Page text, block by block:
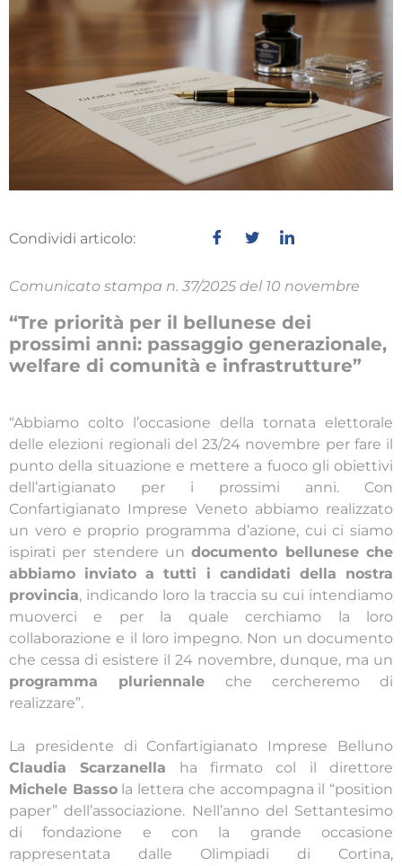
Condividi articolo:
Comunicato stampa n. 37/2025 del 10 novembre
“Tre priorità per il bellunese dei
prossimi anni: passaggio generazionale,
welfare di comunità e infrastrutture”
“Abbiamo colto l’occasione della tornata elettorale
delle elezioni regionali del 23/24 novembre per fare il
punto della situazione e mettere a fuoco gli obiettivi
dell’artigianato per i prossimi anni. Con
Confartigianato Imprese Veneto abbiamo realizzato
un vero e proprio programma d’azione, cui ci siamo
ispirati per stendere undocumento bellunese che
abbiamo inviato a tutti i candidati della nostra
provincia, indicando loro la traccia su cui intendiamo
muoverci e per la quale cerchiamo la loro
collaborazione e il loro impegno. Non un documento
che cessa di esistere il 24 novembre, dunque, ma un
programma pluriennale che cercheremo di
realizzare”.
La presidente di Confartigianato Imprese Belluno
Claudia Scarzanella ha firmato col il direttore
Michele Bassola lettera che accompagna il “position
paper” dell’associazione. Nell’anno del Settantesimo
di fondazione e con la grande occasione
rappresentata dalle Olimpiadi di Cortina,